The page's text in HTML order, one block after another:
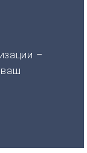
–
ваш